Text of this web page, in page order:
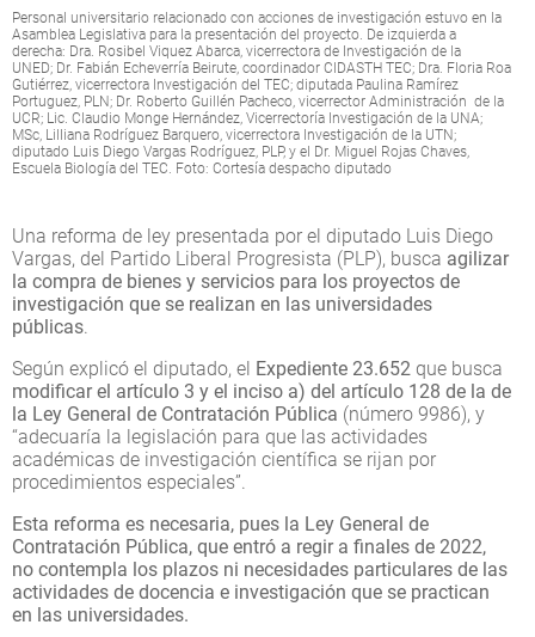
Personal universitario relacionado con acciones de investigación estuvo en la
Asamblea Legislativa para la presentación del proyecto. De izquierda a
derecha: Dra. Rosibel Viquez Abarca, vicerrectora de Investigación de la
UNED; Dr. Fabián Echeverría Beirute, coordinador CIDASTH TEC; Dra. Floria Roa
Gutiérrez, vicerrectora Investigación del TEC; diputada Paulina Ramírez
Portuguez, PLN; Dr. Roberto Guillén Pacheco, vicerrector Administración de la
UCR; Lic. Claudio Monge Hernández, Vicerrectoría Investigación de la UNA;
MSc, Lilliana Rodríguez Barquero, vicerrectora Investigación de la UTN;
diputado Luis Diego Vargas Rodríguez, PLP, y el Dr. Miguel Rojas Chaves,
Escuela Biología del TEC. Foto: Cortesía despacho diputado
Una reforma de ley presentada por el diputado Luis Diego
Vargas, del Partido Liberal Progresista (PLP), busca agilizar
la compra de bienes y servicios para los proyectos de
investigación que se realizan en las universidades
públicas.
Según explicó el diputado, el Expediente 23.652 que busca
modificar el artículo 3 y el inciso a) del artículo 128 de la de
la Ley General de Contratación Pública (número 9986), y
“adecuaría la legislación para que las actividades
académicas de investigación científica se rijan por
procedimientos especiales”.
Esta reforma es necesaria, pues la Ley General de
Contratación Pública, que entró a regir a finales de 2022,
no contempla los plazos ni necesidades particulares de las
actividades de docencia e investigación que se practican
en las universidades.